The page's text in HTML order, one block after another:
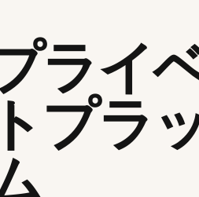
ライ
トプラ